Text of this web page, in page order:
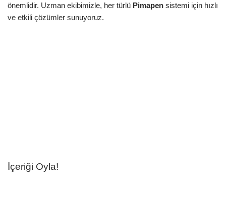
önemlidir. Uzman ekibimizle, her türlü Pimapen sistemi için hızlı
ve etkili çözümler sunuyoruz.
İçeriği Oyla!